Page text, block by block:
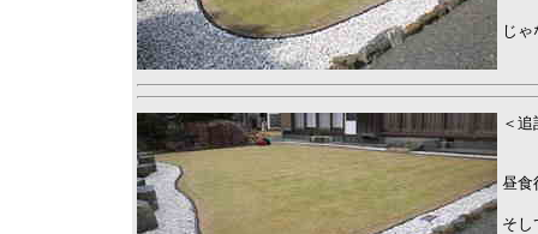
じ
＜
昼食
そし